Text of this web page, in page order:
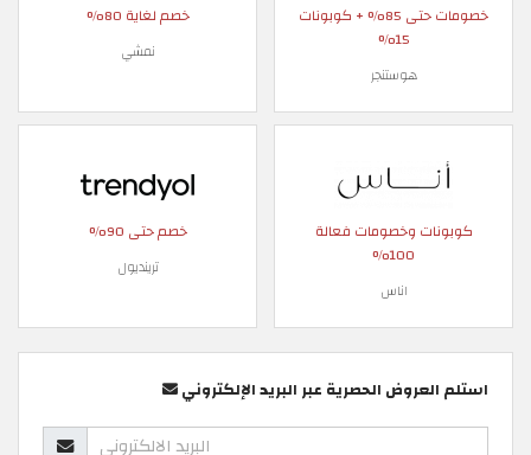
خصومات حتى 85% + كوبونات
15%
هوستنجر
خصم لغاية 80%
نمشي
كوبونات وخصومات فعالة
100%
اناس
خصم حتى 90%
ترينديول
استلم العروض الحصرية عبر البريد الإلكتروني